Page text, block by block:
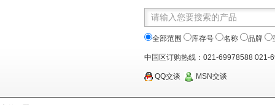
全部范围 库存号 名称 品牌
中国区订购热线：021-69978588 021-
QQ交谈 MSN交谈